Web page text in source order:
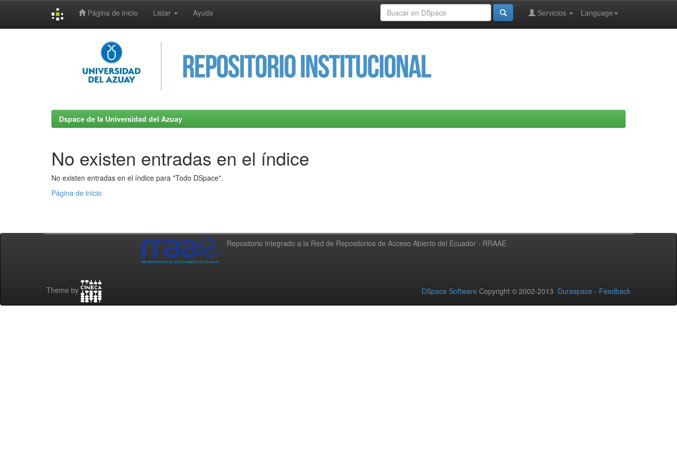
Página de inicio Listar Ayuda Language
Servicios
Dspace de la Universidad del Azuay
No existen entradas en el índice
No existen entradas en el índice para "Todo DSpace".
Página de inicio
Repositorio integrado a la Red de Repositorios de Acceso Abierto del Ecuador - RRAAE
Theme by DSpace Software Copyright © 2002-2013 Duraspace - Feedback